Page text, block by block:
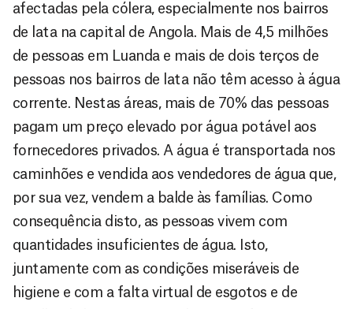
afectadas pela cólera, especialmente nos bairros
de lata na capital de Angola. Mais de 4,5 milhões
de pessoas em Luanda e mais de dois terços de
pessoas nos bairros de lata não têm acesso à água
corrente. Nestas áreas, mais de 70% das pessoas
pagam um preço elevado por água potável aos
fornecedores privados. A água é transportada nos
caminhões e vendida aos vendedores de água que,
por sua vez, vendem a balde às famílias. Como
consequência disto, as pessoas vivem com
quantidades insuficientes de água. Isto,
juntamente com as condições miseráveis de
higiene e com a falta virtual de esgotos e de